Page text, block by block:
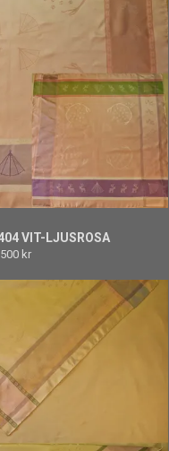
VIT-LJUSROSA
kr